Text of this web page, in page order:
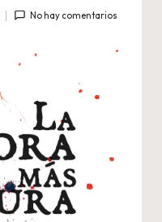
No hay comentarios